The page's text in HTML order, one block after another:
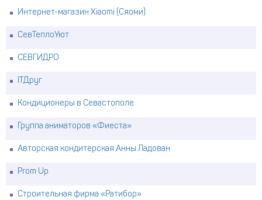
Интернет-магазин Xiaomi (Сяоми)
СевТеплоУют
СЕВГИДРО
ITДруг
Кондиционеры в Севастополе
Группа аниматоров «Фиеста»
Авторская кондитерская Анны Ладован
Prom Up
Строительная фирма «Ратибор»